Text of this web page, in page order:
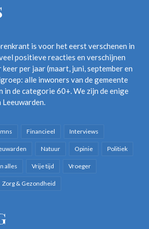
is voor het eerst verschenen in
positieve reacties en verschijnen
per jaar (maart, juni, september en
alle inwoners van de gemeente
in de categorie 60+. We zijn de enige
Financieel Interviews
Natuur Opinie Politiek
alles Vrije tijd Vroeger
Zorg & Gezondheid